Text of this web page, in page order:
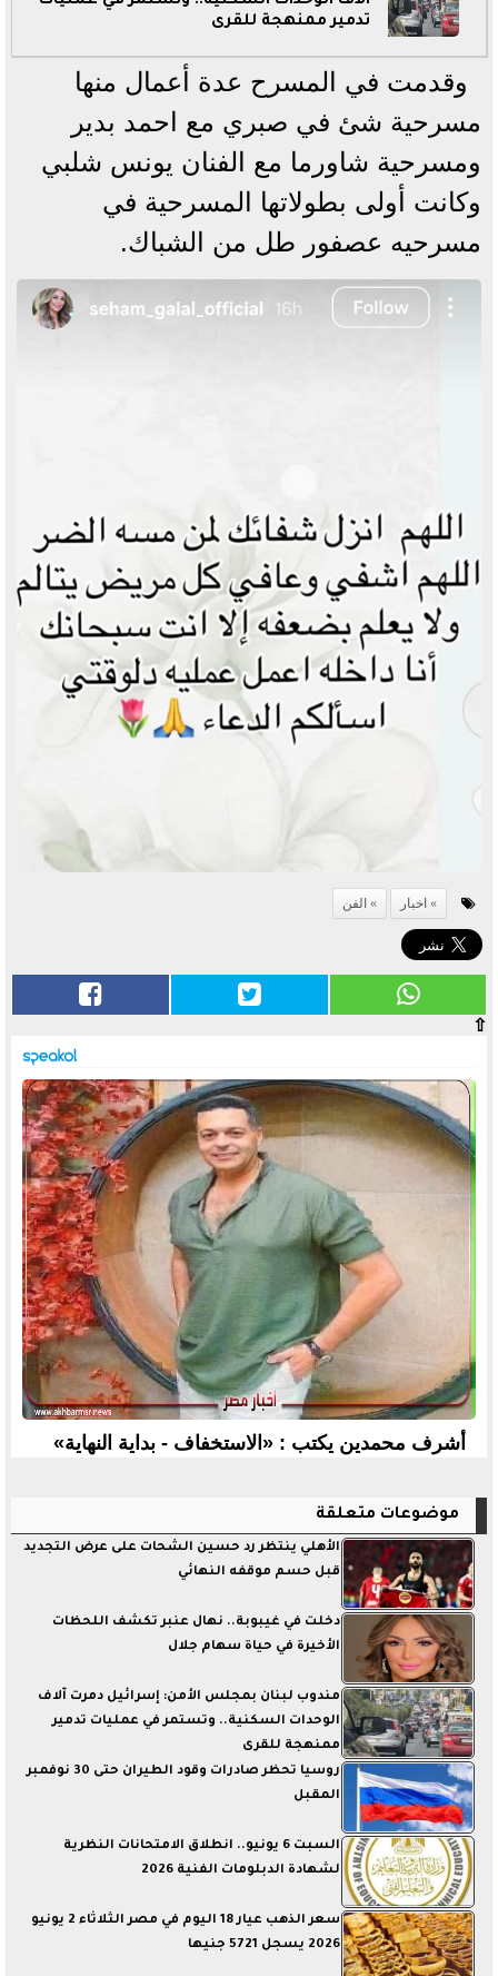
تدمير ممنهجة للقرى
وقدمت في المسرح عدة أعمال منها
مسرحية شئ في صبري مع احمد بدير
ومسرحية شاورما مع الفنان يونس شلبي
وكانت أولى بطولاتها المسرحية في
مسرحيه عصفور طل من الشباك.
اخبار الفن
⇧
أشرف محمدين يكتب : «الاستخفاف - بداية النهاية»
موضوعات متعلقة
الأهلي ينتظر رد حسين الشحات على عرض التجديد
قبل حسم موقفه النهائي
دخلت في غيبوبة.. نهال عنبر تكشف اللحظات
الأخيرة في حياة سهام جلال
مندوب لبنان بمجلس الأمن: إسرائيل دمرت آلاف
الوحدات السكنية.. وتستمر في عمليات تدمير
ممنهجة للقرى
روسيا تحظر صادرات وقود الطيران حتى 30 نوفمبر
المقبل
السبت 6 يونيو.. انطلاق الامتحانات النظرية
لشهادة الدبلومات الفنية 2026
سعر الذهب عيار 18 اليوم في مصر الثلاثاء 2 يونيو
2026 يسجل 5721 جنيها